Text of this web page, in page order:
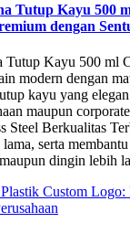
Tutup Kayu 500
dengan
Tutup Kayu 500 ml
modern dengan
kayu yang
maupun
Steel Berkualitas
serta
dingin lebih